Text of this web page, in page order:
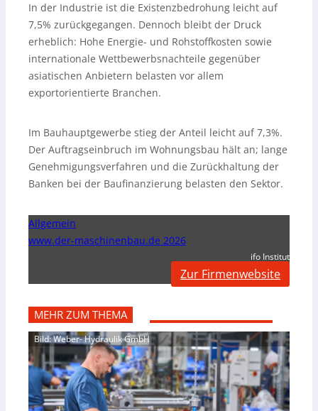
In der Industrie ist die Existenzbedrohung leicht auf
7,5% zurückgegangen. Dennoch bleibt der Druck
erheblich: Hohe Energie- und Rohstoffkosten sowie
internationale Wettbewerbsnachteile gegenüber
asiatischen Anbietern belasten vor allem
exportorientierte Branchen.
Im Bauhauptgewerbe stieg der Anteil leicht auf 7,3%.
Der Auftragseinbruch im Wohnungsbau hält an; lange
Genehmigungsverfahren und die Zurückhaltung der
Banken bei der Baufinanzierung belasten den Sektor.
Allgemein
www.der-maschinenbau.de 2026
ifo Institut
Zur Firmenwebsite
MEHR ZUM THEMA
Bild: Weber- Hydraulik GmbH